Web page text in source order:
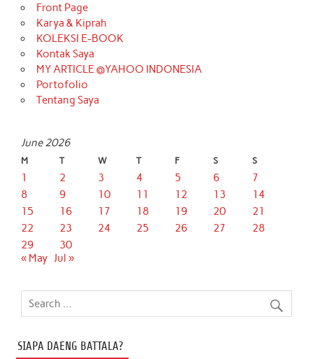
Front Page
Karya & Kiprah
KOLEKSI E-BOOK
Kontak Saya
MY ARTICLE @YAHOO INDONESIA
Portofolio
Tentang Saya
June 2026
M T W T F S S
1 2 3 4 5 6
7
8
9 10 11 12 13
14
15
16 17 18 19 20
21
22
23 24 25 26 27
28
29
30
« May Jul »
SIAPA DAENG BATTALA?